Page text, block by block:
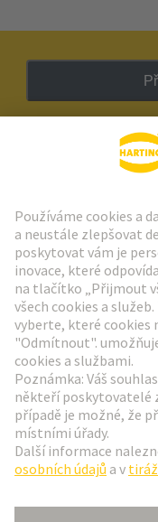
Zpravodaj
Přejít na
Social Media
Česká republika